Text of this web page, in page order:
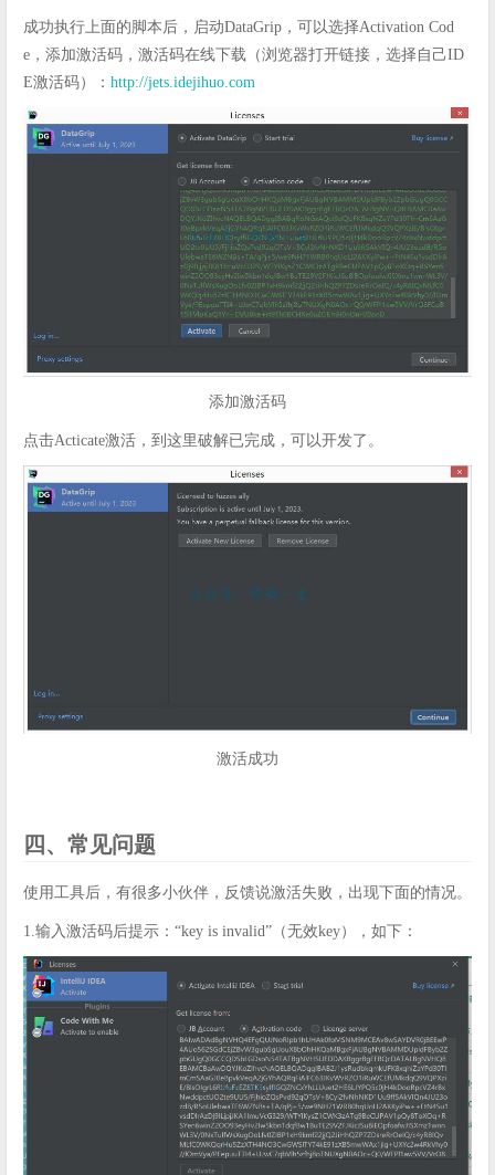
成功执行上面的脚本后，启动DataGrip，可以选择Activation Cod
e，添加激活码，激活码在线下载（浏览器打开链接，选择自己ID
E激活码）： http://jets.idejihuo.com
添加激活码
点击Acticate激活，到这里破解已完成，可以开发了。
激活成功
四、常见问题
使用工具后，有很多小伙伴，反馈说激活失败，出现下面的情况。
1.输入激活码后提示：“key is invalid”（无效key），如下：